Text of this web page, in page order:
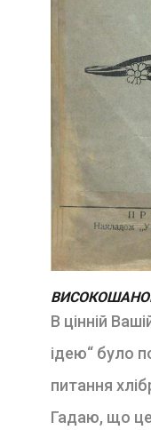
В цінній
ідею“ було
питання
Гадаю, що це